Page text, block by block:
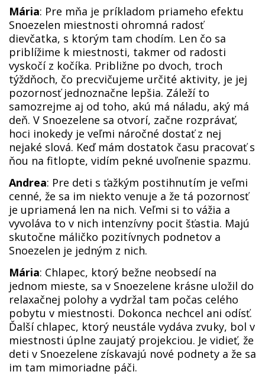
Mária: Pre mňa je príkladom priameho efektu
Snoezelen miestnosti ohromná radosť
dievčatka, s ktorým tam chodím. Len čo sa
priblížime k miestnosti, takmer od radosti
vyskočí z kočíka. Približne po dvoch, troch
týždňoch, čo precvičujeme určité aktivity, je jej
pozornosť jednoznačne lepšia. Záleží to
samozrejme aj od toho, akú má náladu, aký má
deň. V Snoezelene sa otvorí, začne rozprávať,
hoci inokedy je veľmi náročné dostať z nej
nejaké slová. Keď mám dostatok času pracovať s
ňou na fitlopte, vidím pekné uvoľnenie spazmu.
Andrea: Pre deti s ťažkým postihnutím je veľmi
cenné, že sa im niekto venuje a že tá pozornosť
je upriamená len na nich. Veľmi si to vážia a
vyvoláva to v nich intenzívny pocit šťastia. Majú
skutočne máličko pozitívnych podnetov a
Snoezelen je jedným z nich.
Mária: Chlapec, ktorý bežne neobsedí na
jednom mieste, sa v Snoezelene krásne uložil do
relaxačnej polohy a vydržal tam počas celého
pobytu v miestnosti. Dokonca nechcel ani odísť.
Ďalší chlapec, ktorý neustále vydáva zvuky, bol v
miestnosti úplne zaujatý projekciou. Je vidieť, že
deti v Snoezelene získavajú nové podnety a že sa
im tam mimoriadne páči.